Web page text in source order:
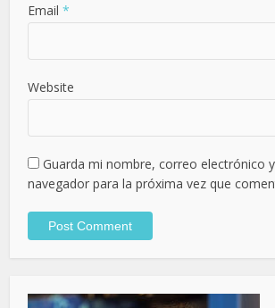
Email *
Website
Guarda mi nombre, correo electrónico
navegador para la próxima vez que